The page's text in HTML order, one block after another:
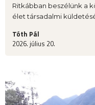
Ritkábban beszélünk a
élet társadalmi
Tóth Pál
2026. július 20.